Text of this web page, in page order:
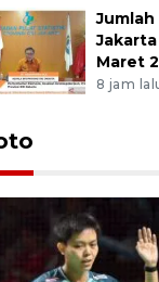
Maret
8 jam